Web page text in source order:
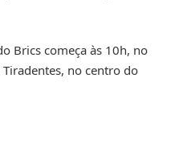
Brics começa às 10h, no
Tiradentes, no centro do